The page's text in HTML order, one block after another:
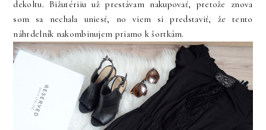
dekoltu. Bižutériiu už prestávam nakupovať, pretože znova
som sa nechala uniesť, no viem si predstaviť, že tento
náhrdelník nakombinujem priamo k šortkám.